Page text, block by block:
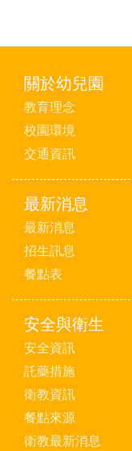
關於幼兒園
教育理念
校園環境
交通資訊
最新消息
最新消息
招生訊息
餐點表
安全與衛生
安全資訊
託藥措施
衛教資訊
餐點來源
衛教最新消息